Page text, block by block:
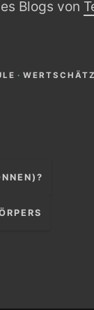
Blogs von
·